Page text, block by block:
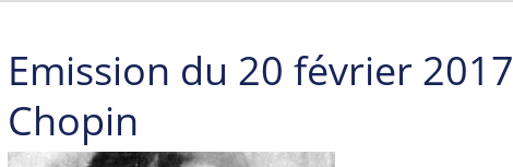
Emission du 20 février 2017
Chopin